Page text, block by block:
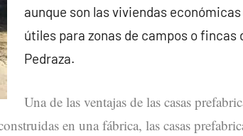
aunque son las viviendas
útiles para zonas de campos o fincas
Pedraza.
Una de las ventajas de las casas
en una fábrica, las casas